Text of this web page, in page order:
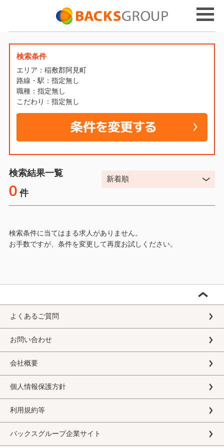
検索条件
エリア：稲敷郡阿見町
路線・駅：指定無し
職種：指定無し
こだわり：指定無し
検索結果一覧
0 件
検索条件に当てはまる求人がありません。
お手数ですが、条件を変更して再度お試しください。
よくあるご質問
お問い合わせ
会社概要
個人情報保護方針
利用規約等
バックスグループ企業サイト